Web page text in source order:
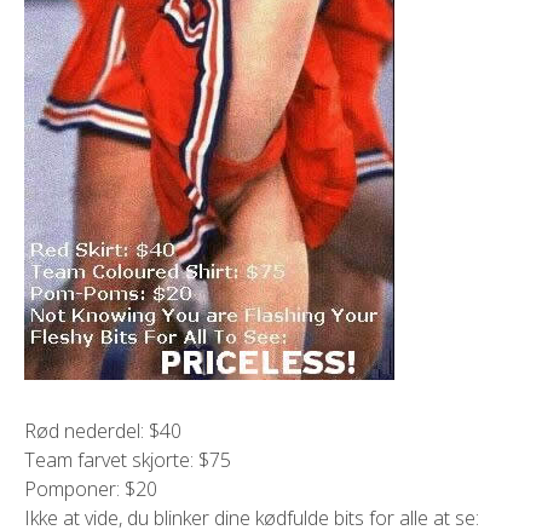
Rød nederdel: $40
Team farvet skjorte: $75
Pomponer: $20
Ikke at vide, du blinker dine kødfulde bits for alle at se: